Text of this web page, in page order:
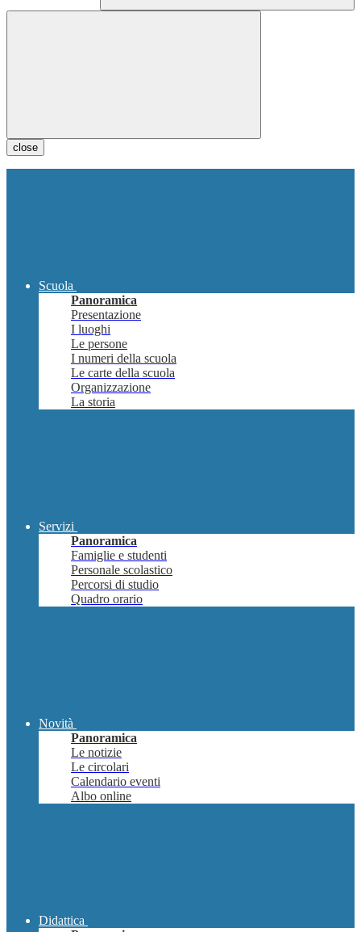
close
Scuola
Panoramica
Presentazione
I luoghi
Le persone
I numeri della scuola
Le carte della scuola
Organizzazione
La storia
Servizi
Panoramica
Famiglie e studenti
Personale scolastico
Percorsi di studio
Quadro orario
Novità
Panoramica
Le notizie
Le circolari
Calendario eventi
Albo online
Didattica